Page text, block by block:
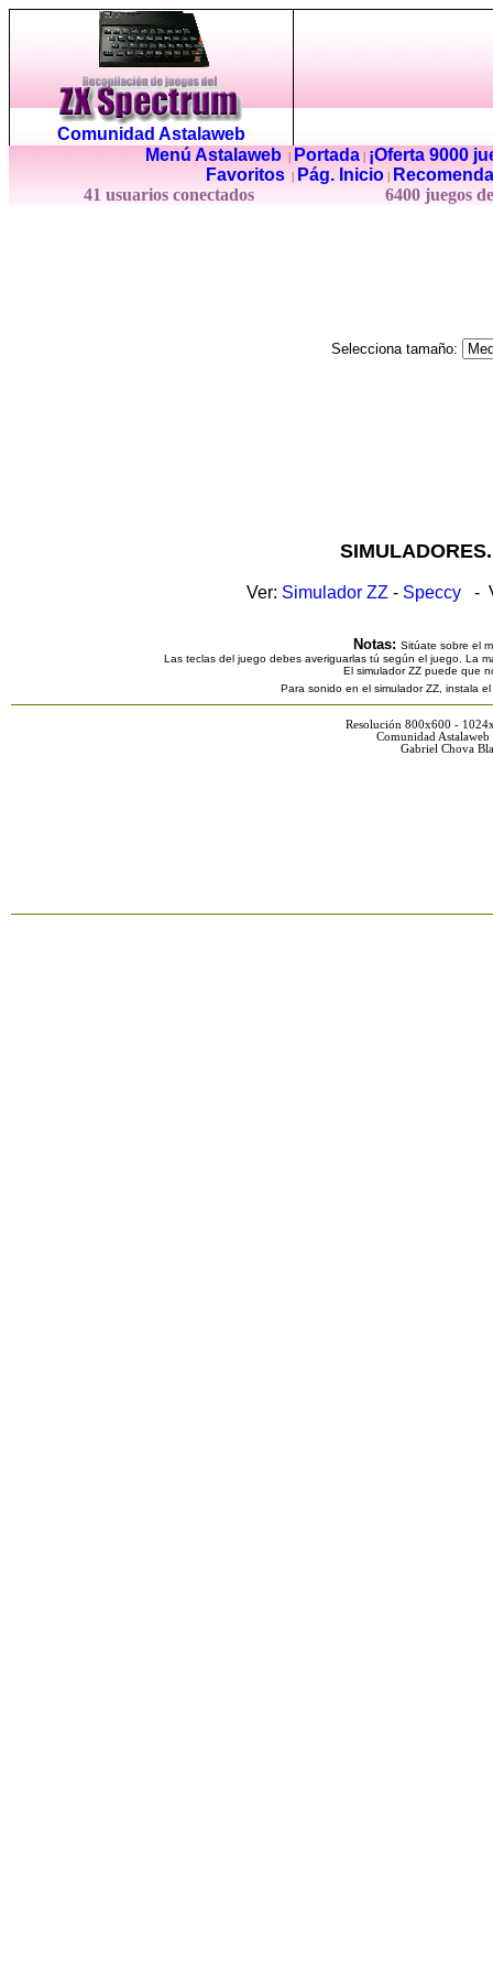
Comunidad Astalaweb
Menú Astalaweb| Portada|
¡Oferta 9000
Favoritos
Pág. Inicio
41 usuarios conectados
6400 juegos
Selecciona tamaño:
Ver: Simulador ZZ - Speccy -
Notas: Sitúate sobre el
Las teclas del juego debes averiguarlas tú según el juego. La
El simulador ZZ puede que
Para sonido en el simulador ZZ, instala
Resolución 800x600 -
Comunidad
Gabriel Chova